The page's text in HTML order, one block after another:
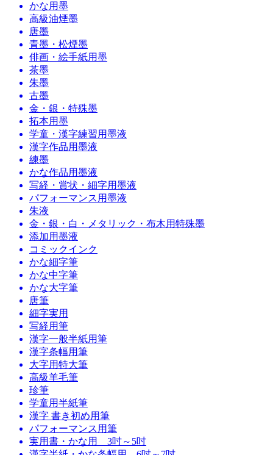
かな用墨
高級油煙墨
唐墨
青墨・松煙墨
俳画・絵手紙用墨
茶墨
朱墨
古墨
金・銀・特殊墨
拓本用墨
学童・漢字練習用墨液
漢字作品用墨液
練墨
かな作品用墨液
写経・賞状・細字用墨液
パフォーマンス用墨液
朱液
金・銀・白・メタリック・布木用特殊墨
添加用墨液
コミックインク
かな細字筆
かな中字筆
かな大字筆
唐筆
細字実用
写経用筆
漢字一般半紙用筆
漢字条幅用筆
大字用特大筆
高級羊毛筆
珍筆
学童用半紙筆
漢字 書き初め用筆
パフォーマンス用筆
実用書・かな用 3吋～5吋